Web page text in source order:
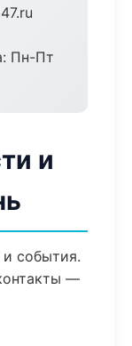
Пн-Пт
и
события.
—